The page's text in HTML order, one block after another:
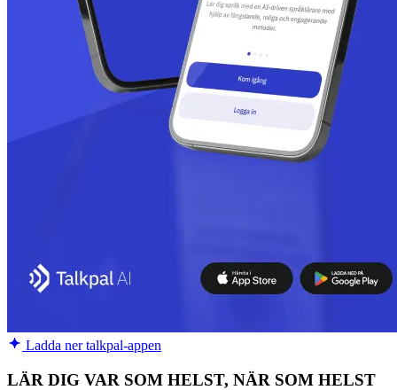
Ladda ner talkpal-appen
LÄR DIG VAR SOM HELST, NÄR SOM HELST